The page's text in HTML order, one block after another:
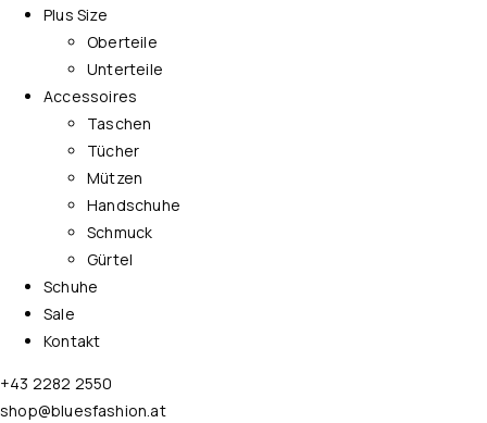
Plus Size
Oberteile
Unterteile
Accessoires
Taschen
Tücher
Mützen
Handschuhe
Schmuck
Gürtel
Schuhe
Sale
Kontakt
+43 2282 2550
shop@bluesfashion.at